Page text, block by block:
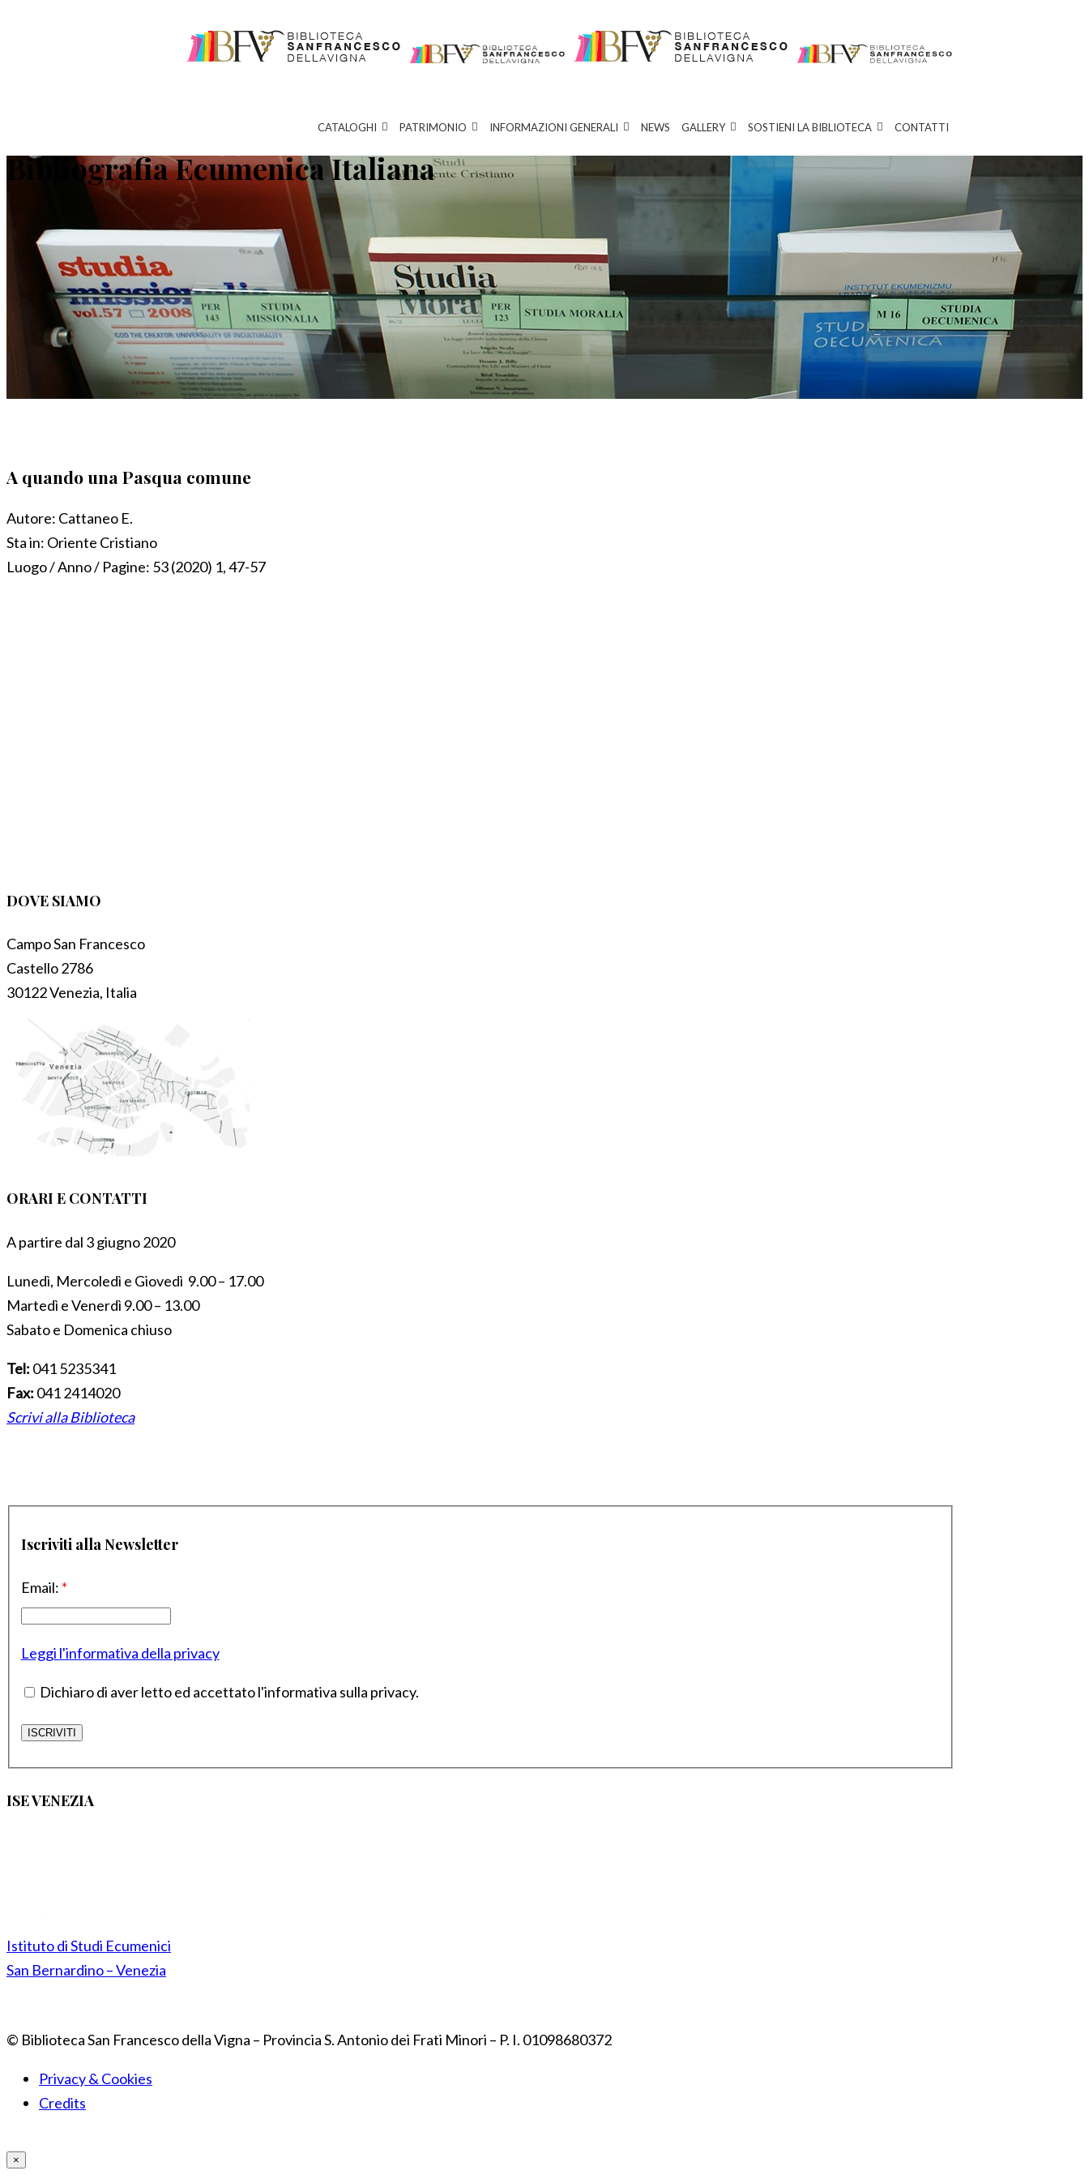
CATALOGHI PATRIMONIO INFORMAZIONI GENERALI NEWS GALLERY SOSTIENI LA BIBLIOTECA CONTATTI
Bibliografia Ecumenica Italiana
A quando una Pasqua comune
Autore: Cattaneo E.
Sta in: Oriente Cristiano
Luogo / Anno / Pagine: 53 (2020) 1, 47-57
DOVE SIAMO
Campo San Francesco
Castello 2786
30122 Venezia, Italia
ORARI E CONTATTI
A partire dal 3 giugno 2020
Lunedì, Mercoledì e Giovedì 9.00 – 17.00
Martedì e Venerdì 9.00 – 13.00
Sabato e Domenica chiuso
Tel: 041 5235341
Fax: 041 2414020
Scrivi alla Biblioteca
Iscriviti alla Newsletter
Email: *
Leggi l'informativa della privacy
Dichiaro di aver letto ed accettato l'informativa sulla privacy.
ISE VENEZIA
Istituto di Studi Ecumenici
San Bernardino – Venezia
© Biblioteca San Francesco della Vigna – Provincia S. Antonio dei Frati Minori – P. I. 01098680372
Privacy & Cookies
Credits
×